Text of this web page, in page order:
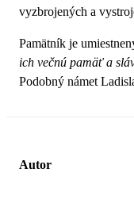
vyzbrojených a
Pamätník je
ich večnú pamäť a
Podobný námet
Autor